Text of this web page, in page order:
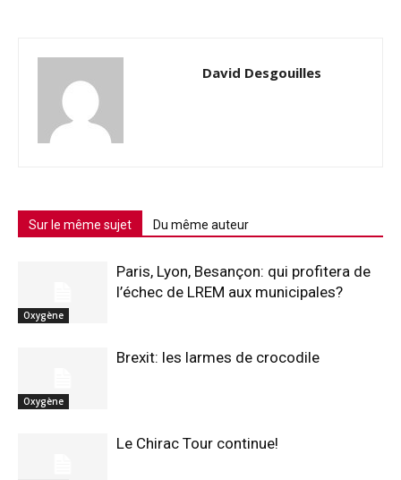
David Desgouilles
Sur le même sujet Du même auteur
Oxygène
Paris, Lyon, Besançon: qui profitera de
l’échec de LREM aux municipales?
Oxygène
Brexit: les larmes de crocodile
Le Chirac Tour continue!